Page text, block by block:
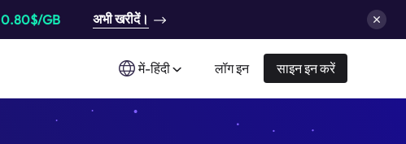
0.80$/GB अभी खरीदें।
में-हिंदी लॉग इन साइन इन करें